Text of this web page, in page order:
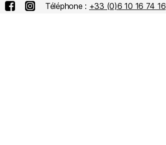
Téléphone : +33 (0)6 10 16 74 16